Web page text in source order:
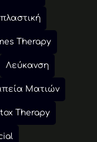
Therapy
Λεύκανση
Ματιών
Therapy